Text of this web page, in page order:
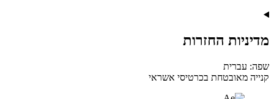
מדיניות החזרות
שפה: עברית
קנייה מאובטחת בכרטיסי אשראי